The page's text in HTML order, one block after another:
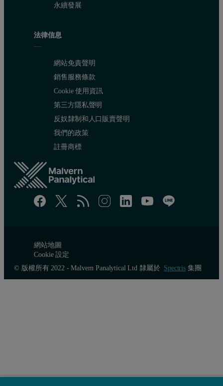
永續發展
法律信息
網站免責聲明
銷售服務條款
Cookie 使用資訊
第三方隱私聲明
反奴隸制和人口販賣聲明
我們的政策
註冊商標
網站地圖
Cookie 設定
© 版權所有 2022 - Malvern Panalytical Ltd 隸屬於 Spectris集團